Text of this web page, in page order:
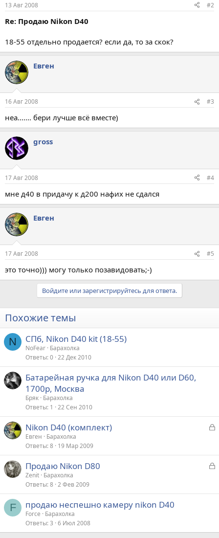
13 Авг 2008 #2
Re: Продаю Nikon D40
18-55 отдельно продается? если да, то за скок?
Евген
16 Авг 2008 #3
неа....... бери лучше всё вместе)
gross
17 Авг 2008 #4
мне д40 в придачу к д200 нафих не сдался
Евген
17 Авг 2008 #5
это точно))) могу только позавидовать;-)
Войдите или зарегистрируйтесь для ответа.
Похожие темы
N СПб, Nikon D40 kit (18-55)
NoFear Барахолка
Ответы 0 22 Дек 2010
Батарейная ручка для Nikon D40 или D60,
1700р, Москва
Бряк Барахолка
Ответы 1 22 Сен 2010
З
р
Nikon D40 (комплект)
Евген
Барахолка
Ответы 8 19 Мар 2009
З
р
Продаю Nikon D80
Zenit Барахолка
Ответы 8 2 Фев 2009
F продаю неспешно камеру nikon D40
Force
Барахолка
Ответы 3 6 Июл 2008